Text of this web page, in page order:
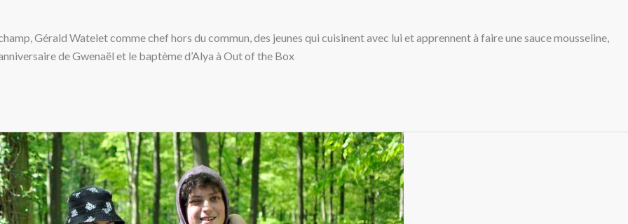
Gérald Watelet comme chef hors du commun, des jeunes qui cuisinent avec lui et apprennent à faire une sauce mousseline,
de Gwenaël et le baptème d’Alya à Out of the Box